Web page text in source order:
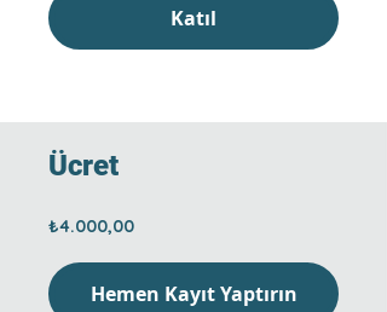
Katıl
Ücret
₺4.000,00
Hemen Kayıt Yaptırın